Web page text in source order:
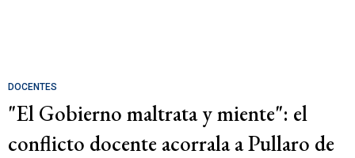
DOCENTES
"El Gobierno maltrata y miente": el
conflicto docente acorrala a Pullaro de